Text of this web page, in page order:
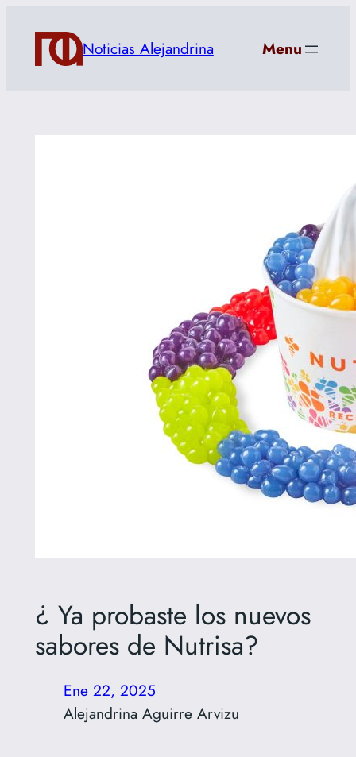
contenido
Noticias Alejandrina Menu
¿ Ya probaste los nuevos
sabores de Nutrisa?
Ene 22, 2025
Alejandrina Aguirre Arvizu